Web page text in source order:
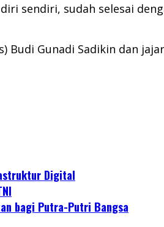
sendiri, sudah selesai
Gunadi Sadikin dan
Digital
bagi Putra-Putri Bangsa